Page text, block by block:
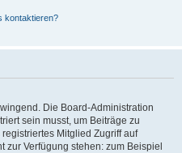
kontaktieren?
Die Board-Administration
sein musst, um Beiträge zu
Mitglied Zugriff auf
zur Verfügung stehen: zum Beispiel